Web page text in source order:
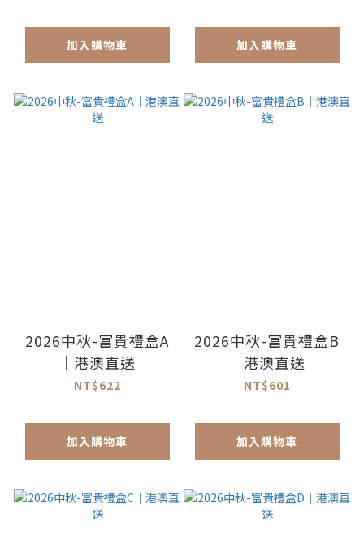
加入購物車 加入購物車
2026中秋-富貴禮盒A
｜港澳直送
NT$622
加入購物車
2026中秋-富貴禮盒B
｜港澳直送
NT$601
加入購物車